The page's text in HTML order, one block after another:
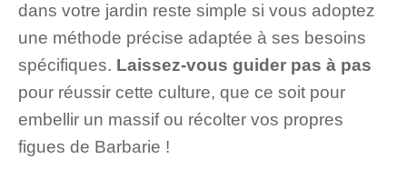
dans votre jardin reste simple si vous adoptez
une méthode précise adaptée à ses besoins
spécifiques. Laissez-vous guider pas à pas
pour réussir cette culture, que ce soit pour
embellir un massif ou récolter vos propres
figues de Barbarie !